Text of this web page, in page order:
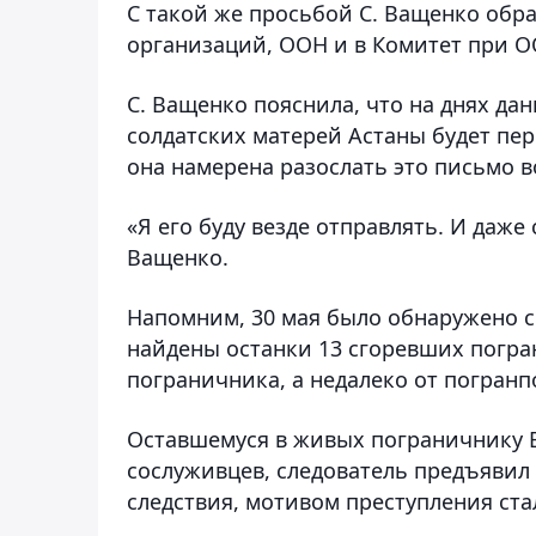
С такой же просьбой С. Ващенко
организаций, ООН и в Комитет при
С. Ващенко пояснила, что на днях
солдатских матерей Астаны будет
она намерена разослать это письмо
«Я его буду везде отправлять. И
Ващенко.
Напомним, 30 мая было обнаружено
найдены останки 13 сгоревших
пограничника, а недалеко от
Оставшемуся в живых пограничнику
сослуживцев, следователь
следствия, мотивом преступления